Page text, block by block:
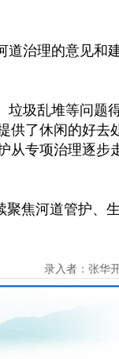
道治理的意见和
圾乱堆等问题
供了休闲的好去
专项治理逐步
聚焦河道管护、
录入者：张华